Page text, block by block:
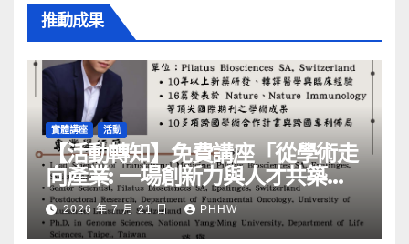
推動成果
實體講座 活動
【活動轉知】免費講座「從學術走
向產業: ⼀場創新力與⼈才共築的
旅程」
2026 年 7 月 21 日 PHHW